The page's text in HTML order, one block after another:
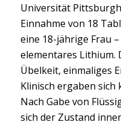
Universität
Einnahme von 18
eine 18-jährige Frau
elementares Lithium.
Übelkeit, einmaliges
Klinisch ergaben sich
Nach Gabe von
sich der Zustand